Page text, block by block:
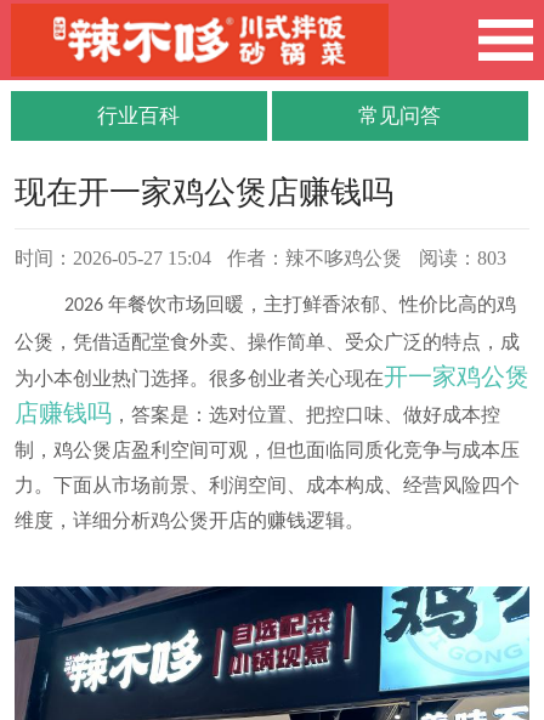
行业百科 常见问答
现在开一家鸡公煲店赚钱吗
时间：2026-05-27 15:04 作者：辣不哆鸡公煲 阅读：803
2026 年餐饮市场回暖，主打鲜香浓郁、性价比高的鸡
公煲，凭借适配堂食外卖、操作简单、受众广泛的特点，成
为小本创业热门选择。很多创业者关心现在开一家鸡公煲
店赚钱吗，答案是：选对位置、把控口味、做好成本控
制，鸡公煲店盈利空间可观，但也面临同质化竞争与成本压
力。下面从市场前景、利润空间、成本构成、经营风险四个
维度，详细分析鸡公煲开店的赚钱逻辑。